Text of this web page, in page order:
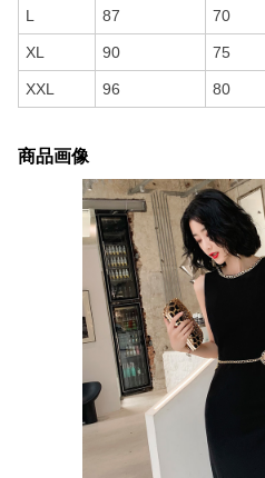
L 87 70
XL 90 75
XXL 96 80
商品画像